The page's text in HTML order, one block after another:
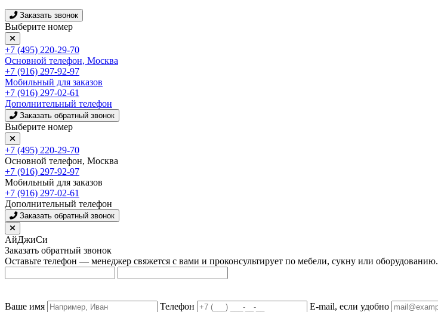
Заказать звонок
Выберите номер
+7 (495) 220-29-70
Основной телефон, Москва
+7 (916) 297-92-97
Мобильный для заказов
+7 (916) 297-02-61
Дополнительный телефон
Заказать обратный звонок
Выберите номер
+7 (495) 220-29-70
Основной телефон, Москва
+7 (916) 297-92-97
Мобильный для заказов
+7 (916) 297-02-61
Дополнительный телефон
Заказать обратный звонок
АйДжиСи
Заказать обратный звонок
Оставьте телефон — менеджер свяжется с вами и проконсультирует по мебели, сукну или оборудованию.
Ваше имя Телефон E-mail, если удобно